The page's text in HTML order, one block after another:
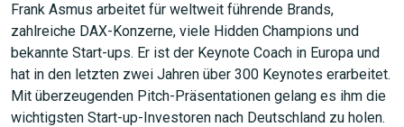
Frank Asmus arbeitet für weltweit führende Brands,
zahlreiche DAX-Konzerne, viele Hidden Champions und
bekannte Start-ups. Er ist der Keynote Coach in Europa und
hat in den letzten zwei Jahren über 300 Keynotes erarbeitet.
Mit überzeugenden Pitch-Präsentationen gelang es ihm die
wichtigsten Start-up-Investoren nach Deutschland zu holen.